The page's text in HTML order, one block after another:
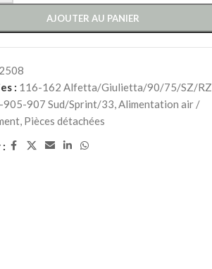
AJOUTER AU PANIER
: 116-162 Alfetta/Giulietta/90/75/SZ/RZ
907 Sud/Sprint/33,Alimentation air /
, Pièces détachées